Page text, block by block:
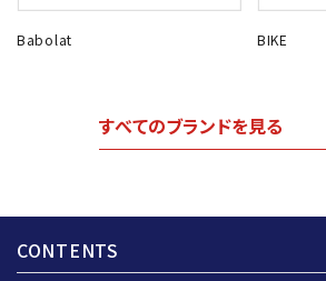
Babolat BIKE
すべてのブランドを見る
CONTENTS